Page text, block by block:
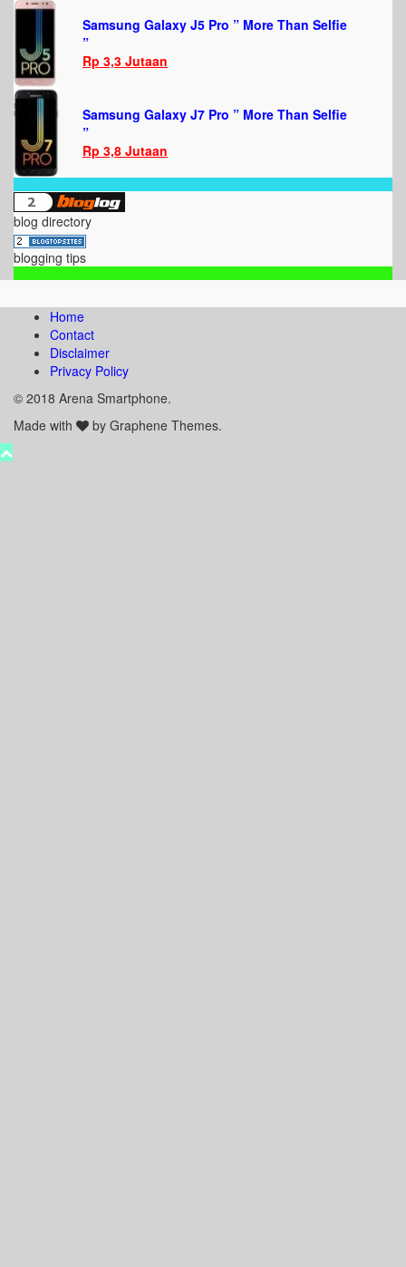
Samsung Galaxy J5 Pro ” More Than Selfie
”
Rp 3,3 Jutaan
Samsung Galaxy J7 Pro ” More Than Selfie
”
Rp 3,8 Jutaan
blog directory
blogging tips
Home
Contact
Disclaimer
Privacy Policy
© 2018 Arena Smartphone.
Made with
by Graphene Themes.